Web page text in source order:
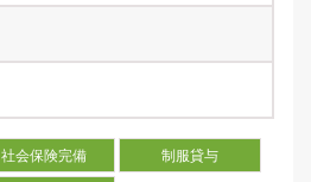
社会保険完備 制服貸与